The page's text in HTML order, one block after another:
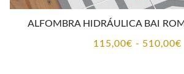
ALFOMBRA HIDRÁULICA BAI
115,00€ - 510,00€